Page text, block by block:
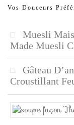
Vos Douceurs
Muesli
Made Muesli
Gâteau
Croustillant